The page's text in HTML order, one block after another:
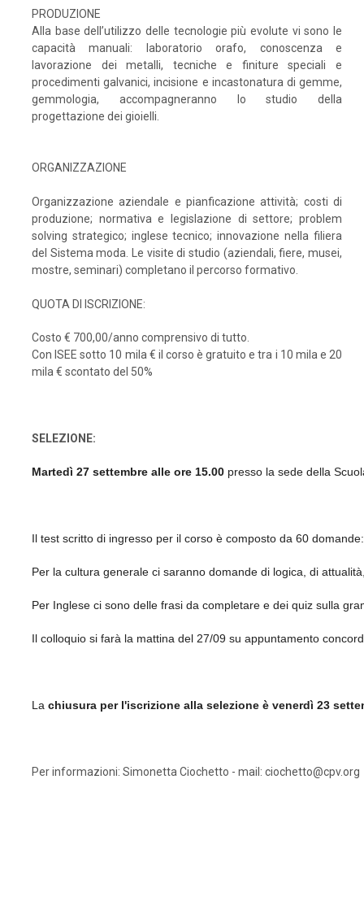
PRODUZIONE
Alla base dell’utilizzo delle tecnologie più evolute vi sono le
capacità manuali: laboratorio orafo, conoscenza e
lavorazione dei metalli, tecniche e finiture speciali e
procedimenti galvanici, incisione e incastonatura di gemme,
gemmologia, accompagneranno lo studio della
progettazione dei gioielli.
ORGANIZZAZIONE
Organizzazione aziendale e pianficazione attività; costi di
produzione; normativa e legislazione di settore; problem
solving strategico; inglese tecnico; innovazione nella filiera
del Sistema moda. Le visite di studio (aziendali, fiere, musei,
mostre, seminari) completano il percorso formativo.
QUOTA DI ISCRIZIONE:
Costo € 700,00/anno comprensivo di tutto.
Con ISEE sotto 10 mila € il corso è gratuito e tra i 10 mila e 20
mila € scontato del 50%
SELEZIONE:
Martedì 27 settembre alle ore 15.00 presso la sede della
Il test scritto di ingresso per il corso è composto da 60
Per la cultura generale ci saranno domande di logica, di
Per Inglese ci sono delle frasi da completare e dei quiz sulla
Il colloquio si farà la mattina del 27/09 su appuntamento
La chiusura per l'iscrizione alla selezione è venerdì 23
Per informazioni: Simonetta Ciochetto - mail: ciochetto@cpv.org